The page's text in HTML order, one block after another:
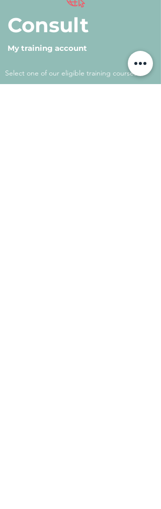
Consult
My training account
Select one of our eligible training courses